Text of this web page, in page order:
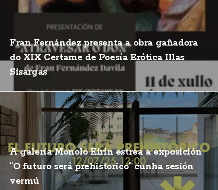
Fran Fernández presenta a obra gañadora
do XIX Certame de Poesía Erótica Illas
Sisargas
A galería Monolo Eirín estrea a exposición
"O futuro será prehistorico" cunha sesión
vermú